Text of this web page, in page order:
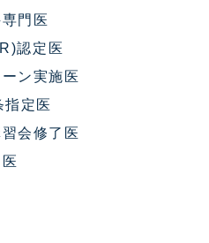
門医
認定医
ン実施医
定医
会修了医